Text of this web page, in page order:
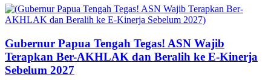
Gubernur Papua Tengah Tegas! ASN Wajib
Terapkan Ber-AKHLAK dan Beralih ke E-Kinerja
Sebelum 2027